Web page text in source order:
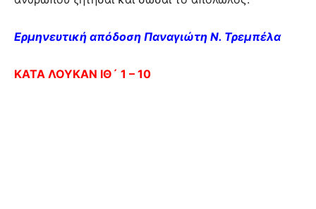
Ερμηνευτική απόδοση Παναγιώτη Ν. Τρεμπέλα
ΚΑΤΑ ΛΟΥΚΑΝ ΙΘ´ 1 – 10